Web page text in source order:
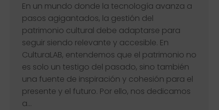
En un mundo donde la tecnología avanza a
pasos agigantados, la gestión del
patrimonio cultural debe adaptarse para
seguir siendo relevante y accesible. En
CulturaLAB, entendemos que el patrimonio no
es solo un testigo del pasado, sino también
una fuente de inspiración y cohesión para el
presente y el futuro. Por ello, nos dedicamos
a…